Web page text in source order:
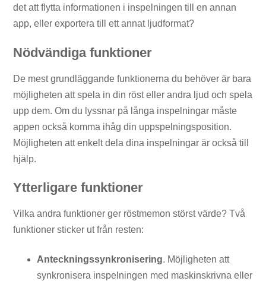
det att flytta informationen i inspelningen till en annan
app, eller exportera till ett annat ljudformat?
Nödvändiga funktioner
De mest grundläggande funktionerna du behöver är bara
möjligheten att spela in din röst eller andra ljud och spela
upp dem. Om du lyssnar på långa inspelningar måste
appen också komma ihåg din uppspelningsposition.
Möjligheten att enkelt dela dina inspelningar är också till
hjälp.
Ytterligare funktioner
Vilka andra funktioner ger röstmemon störst värde? Två
funktioner sticker ut från resten:
Anteckningssynkronisering. Möjligheten att
synkronisera inspelningen med maskinskrivna eller